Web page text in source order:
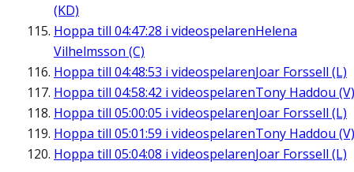
(KD)
Hoppa till 04:47:28 i videospelarenHelena
Vilhelmsson (C)
Hoppa till 04:48:53 i videospelarenJoar Forssell (L)
Hoppa till 04:58:42 i videospelarenTony Haddou (V)
Hoppa till 05:00:05 i videospelarenJoar Forssell (L)
Hoppa till 05:01:59 i videospelarenTony Haddou (V)
Hoppa till 05:04:08 i videospelarenJoar Forssell (L)